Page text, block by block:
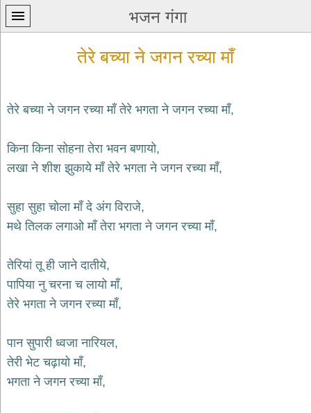
भजन गंगा
पन्ना
home
भजन
krishna
bhajans
भजन
bhajans
हनुमान
hanuman
bhajans
साईं
भजन
तेरे बच्या ने जगन रच्या माँ
तेरे बच्या ने जगन रच्या माँ तेरे भगता ने जगन रच्या माँ,
किना किना सोहना तेरा भवन बणायो,
लखा ने शीश झुकाये माँ तेरे भगता ने जगन रच्या माँ,
सुहा सुहा चोला माँ दे अंग विराजे,
मथे तिलक लगाओ माँ तेरा भगता ने जगन रच्या माँ,
तेरियां तू ही जाने दातीये,
पापिया नु चरना च लायो माँ,
तेरे भगता ने जगन रच्या माँ,
पान सुपारी ध्वजा नारियल,
तेरी भेट चढ़ायो माँ,
भगता ने जगन रच्या माँ,